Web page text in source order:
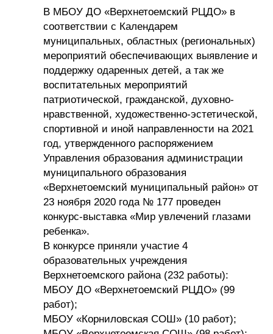
В МБОУ ДО «Верхнетоемский РЦДО» в
соответствии с Календарем
муниципальных, областных (региональных)
мероприятий обеспечивающих выявление и
поддержку одаренных детей, а так же
воспитательных мероприятий
патриотической, гражданской, духовно-
нравственной, художественно-эстетической,
спортивной и иной направленности на 2021
год, утвержденного распоряжением
Управления образования администрации
муниципального образования
«Верхнетоемский муниципальный район» от
23 ноября 2020 года № 177 проведен
конкурс-выставка «Мир увлечений глазами
ребенка».
В конкурсе приняли участие 4
образовательных учреждения
Верхнетоемского района (232 работы):
МБОУ ДО «Верхнетоемский РЦДО» (99
работ);
МБОУ «Корниловская СОШ» (10 работ);